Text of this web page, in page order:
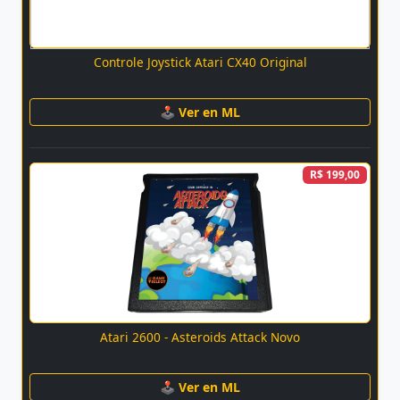
Controle Joystick Atari CX40 Original
🕹 Ver en ML
R$ 199,00
Atari 2600 - Asteroids Attack Novo
🕹 Ver en ML